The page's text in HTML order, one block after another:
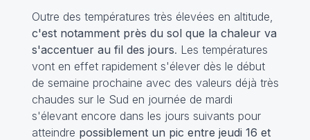
Outre des températures très élevées en altitude,
c'est notamment près du sol que la chaleur va
s'accentuer au fil des jours. Les températures
vont en effet rapidement s'élever dès le début
de semaine prochaine avec des valeurs déjà très
chaudes sur le Sud en journée de mardi
s'élevant encore dans les jours suivants pour
atteindre possiblement un pic entre jeudi 16 et